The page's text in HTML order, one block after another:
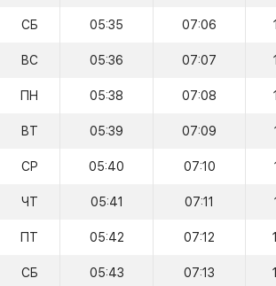
СБ 05:35 07:06
ВС 05:36 07:07
ПН 05:38 07:08
ВТ 05:39 07:09
СР 05:40 07:10
ЧТ 05:41 07:11
ПТ 05:42 07:12
СБ 05:43 07:13